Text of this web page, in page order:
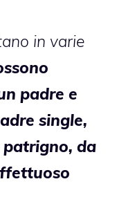
in varie
padre e
single,
da